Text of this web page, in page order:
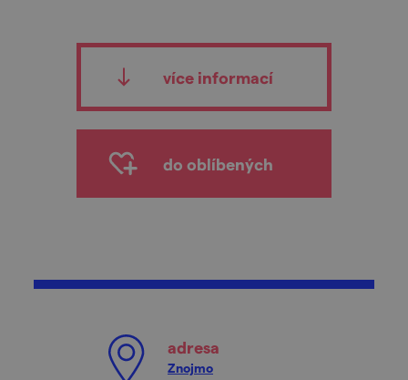
více informací
do oblíbených
adresa
Znojmo